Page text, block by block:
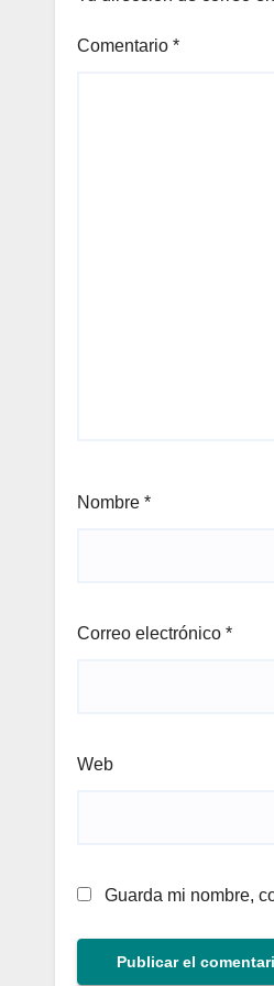
Comentario *
Nombre *
Correo electrónico *
Web
Guarda mi nombre,